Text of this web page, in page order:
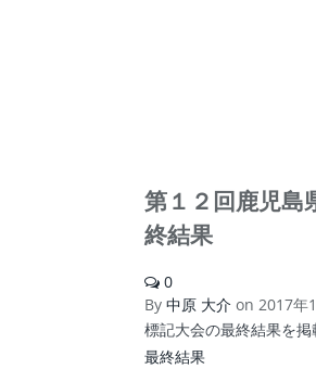
第１２回鹿児
終結果
0
By 中原 大介 on 2017年
標記大会の最終結果を掲
最終結果